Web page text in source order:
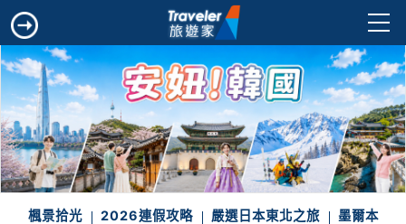
楓景拾光 2026連假攻略 嚴選日本東北之旅
墨爾本